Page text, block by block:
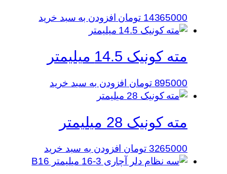
14365000 تومان افزودن به سبد خرید
مته کونیک 14.5 میلیمتر
895000 تومان افزودن به سبد خرید
مته کونیک 28 میلیمتر
3265000 تومان افزودن به سبد خرید